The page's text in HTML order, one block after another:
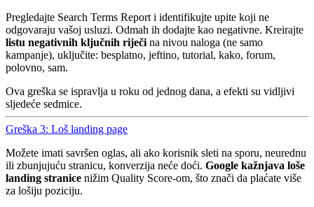
Pregledajte Search Terms Report i identifikujte upite koji ne
odgovaraju vašoj usluzi. Odmah ih dodajte kao negativne. Kreirajte
listu negativnih ključnih riječi na nivou naloga (ne samo
kampanje), uključite: besplatno, jeftino, tutorial, kako, forum,
polovno, sam.
Ova greška se ispravlja u roku od jednog dana, a efekti su vidljivi
sljedeće sedmice.
Greška 3: Loš landing page
Možete imati savršen oglas, ali ako korisnik sleti na sporu, neurednu
ili zbunjujuću stranicu, konverzija neće doći. Google kažnjava loše
landing stranice nižim Quality Score-om, što znači da plaćate više
za lošiju poziciju.